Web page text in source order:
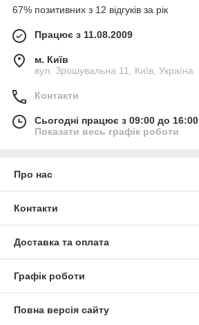
67% позитивних з 12 відгуків за рік
Працює з 11.08.2009
м. Київ
вул. Зрошувальна 11, Київ, Україна
Контакти
Сьогодні працює з 09:00 до 16:00
Показати весь графік роботи
Про нас
Контакти
Доставка та оплата
Графік роботи
Повна версія сайту